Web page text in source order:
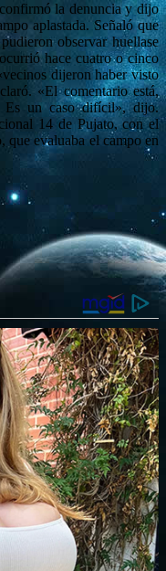
la denuncia y dijo
aplastada. Señaló que
observar huellase
hace cuatro o cinco
dijeron haber visto
«El comentario está,
Es un caso difícil», dijo.
14 de Pujato, con el
que evaluaba el campo en